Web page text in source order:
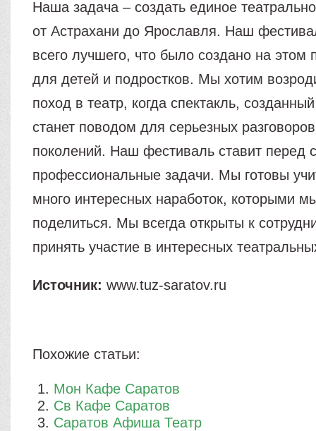
Наша задача – создать единое
от Астрахани до Ярославля. Наш
всего лучшего, что было создано на этом
для детей и подростков. Мы хотим
поход в театр, когда спектакль,
станет поводом для серьезных
поколений. Наш фестиваль ставит перед
профессиональные задачи. Мы готовы
много интересных наработок, которыми
поделиться. Мы всегда открыты к
принять участие в интересных
Источник: www.tuz-saratov.ru
Похожие статьи:
Мон Кафе Саратов
Св Кафе Саратов
Саратов Афиша Театр